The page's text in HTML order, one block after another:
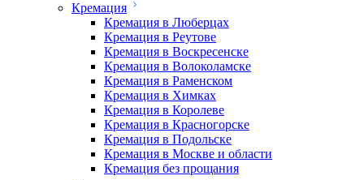
Кремация
Кремация в Люберцах
Кремация в Реутове
Кремация в Воскресенске
Кремация в Волоколамске
Кремация в Раменском
Кремация в Химках
Кремация в Королеве
Кремация в Красногорске
Кремация в Подольске
Кремация в Москве и области
Кремация без прощания